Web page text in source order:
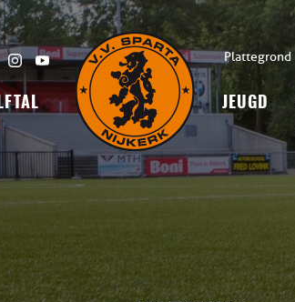
Plattegrond
JEUGD